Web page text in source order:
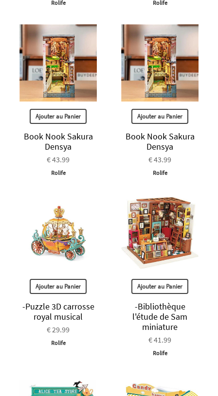
Rolife Rolife
Ajouter au Panier
Book Nook Sakura
Densya
€ 43.99
Rolife
Ajouter au Panier
Book Nook Sakura
Densya
€ 43.99
Rolife
Ajouter au Panier
-Puzzle 3D carrosse
royal musical
€ 29.99
Rolife
Ajouter au Panier
-Bibliothèque
l'étude de Sam
miniature
€ 41.99
Rolife